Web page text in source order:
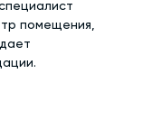
помещения,